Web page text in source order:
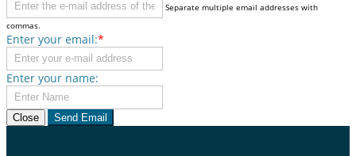
Separate multiple email addresses with
commas.
Enter your email:*
Enter your name:
Close Send Email